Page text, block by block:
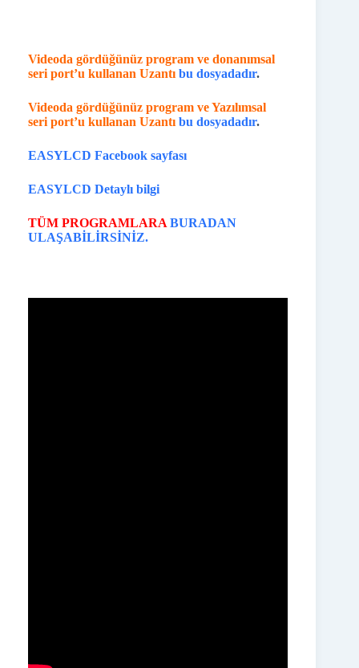
Videoda gördüğünüz program ve donanımsal
seri port’u kullanan Uzantı bu dosyadadır.
Videoda gördüğünüz program ve Yazılımsal
seri port’u kullanan Uzantı bu dosyadadır.
EASYLCD Facebook sayfası
EASYLCD Detaylı bilgi
TÜM PROGRAMLARA BURADAN
ULAŞABİLİRSİNİZ.